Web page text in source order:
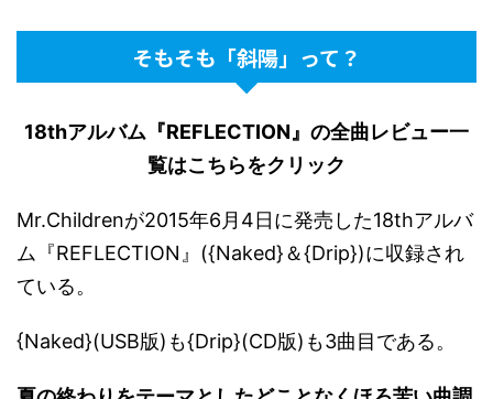
そもそも「斜陽」って？
18thアルバム『REFLECTION』の全曲レビュー一
覧はこちらをクリック
Mr.Childrenが2015年6月4日に発売した18thアルバ
ム『REFLECTION』({Naked}＆{Drip})に収録され
ている。
{Naked}(USB版)も{Drip}(CD版)も3曲目である。